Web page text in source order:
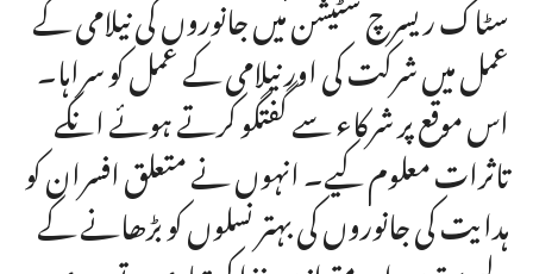
عمل میں شرکت کی اور نیلامی کے عمل کو سراہا۔
اس موقع پر شرکاء سے گفتگو کرتے ہوئے انکے
تاثرات معلوم کیے۔ انہوں نے متعلق افسران کو
ہدایت کی جانوروں کی بہتر نسلوں کو بڑھانے کے